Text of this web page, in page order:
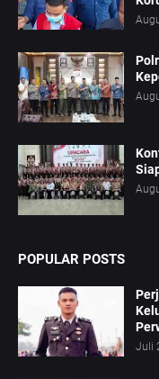
POPULAR POSTS
Juli